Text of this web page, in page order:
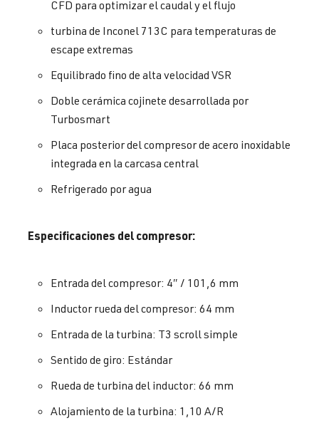
CFD para optimizar el caudal y el flujo
turbina de Inconel 713C para temperaturas de
escape extremas
Equilibrado fino de alta velocidad VSR
Doble cerámica cojinete desarrollada por
Turbosmart
Placa posterior del compresor de acero inoxidable
integrada en la carcasa central
Refrigerado por agua
Especificaciones del compresor:
Entrada del compresor: 4″ / 101,6 mm
Inductor rueda del compresor: 64 mm
Entrada de la turbina: T3 scroll simple
Sentido de giro: Estándar
Rueda de turbina del inductor: 66 mm
Alojamiento de la turbina: 1,10 A/R